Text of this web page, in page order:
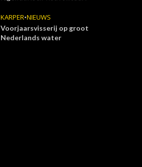
KARPER•NIEUWS
Voorjaarsvisserij op groot
Nederlands water